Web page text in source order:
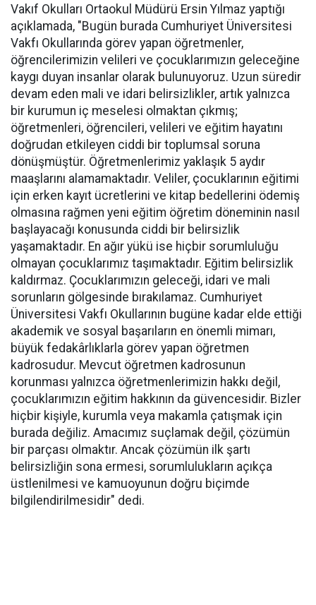
Vakıf Okulları Ortaokul Müdürü Ersin Yılmaz yaptığı
açıklamada, "Bugün burada Cumhuriyet Üniversitesi
Vakfı Okullarında görev yapan öğretmenler,
öğrencilerimizin velileri ve çocuklarımızın geleceğine
kaygı duyan insanlar olarak bulunuyoruz. Uzun süredir
devam eden mali ve idari belirsizlikler, artık yalnızca
bir kurumun iç meselesi olmaktan çıkmış;
öğretmenleri, öğrencileri, velileri ve eğitim hayatını
doğrudan etkileyen ciddi bir toplumsal soruna
dönüşmüştür. Öğretmenlerimiz yaklaşık 5 aydır
maaşlarını alamamaktadır. Veliler, çocuklarının eğitimi
için erken kayıt ücretlerini ve kitap bedellerini ödemiş
olmasına rağmen yeni eğitim öğretim döneminin nasıl
başlayacağı konusunda ciddi bir belirsizlik
yaşamaktadır. En ağır yükü ise hiçbir sorumluluğu
olmayan çocuklarımız taşımaktadır. Eğitim belirsizlik
kaldırmaz. Çocuklarımızın geleceği, idari ve mali
sorunların gölgesinde bırakılamaz. Cumhuriyet
Üniversitesi Vakfı Okullarının bugüne kadar elde ettiği
akademik ve sosyal başarıların en önemli mimarı,
büyük fedakârlıklarla görev yapan öğretmen
kadrosudur. Mevcut öğretmen kadrosunun
korunması yalnızca öğretmenlerimizin hakkı değil,
çocuklarımızın eğitim hakkının da güvencesidir. Bizler
hiçbir kişiyle, kurumla veya makamla çatışmak için
burada değiliz. Amacımız suçlamak değil, çözümün
bir parçası olmaktır. Ancak çözümün ilk şartı
belirsizliğin sona ermesi, sorumlulukların açıkça
üstlenilmesi ve kamuoyunun doğru biçimde
bilgilendirilmesidir" dedi.